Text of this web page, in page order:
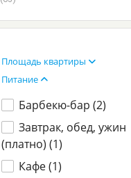
Площадь квартиры
Питание
Барбекю-бар (2)
Завтрак, обед, ужин
(платно) (1)
Кафе (1)